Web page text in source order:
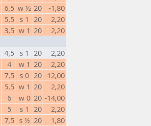
6,5 w ½ 20
-1,80
5,5 s 1 20
2,20
3,5 w 1 20
2,20
4,5 s 1 20
2,20
4 w 1 20
2,20
7,5 s 0 20 -12,00
5,5 w 1 20
2,20
6 w 0 20 -14,00
5 s 1 20
2,20
7,5 s ½ 20
1,80